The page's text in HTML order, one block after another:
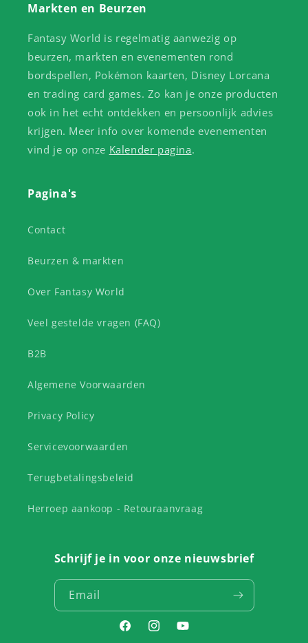
Markten en Beurzen
Fantasy World is regelmatig aanwezig op
beurzen, markten en evenementen rond
bordspellen, Pokémon kaarten, Disney Lorcana
en trading card games. Zo kan je onze producten
ook in het echt ontdekken en persoonlijk advies
krijgen. Meer info over komende evenementen
vind je op onze Kalender pagina.
Pagina's
Contact
Beurzen & markten
Over Fantasy World
Veel gestelde vragen (FAQ)
B2B
Algemene Voorwaarden
Privacy Policy
Servicevoorwaarden
Terugbetalingsbeleid
Herroep aankoop - Retouraanvraag
Schrijf je in voor onze nieuwsbrief
Email
FacebookInstagramYouTube